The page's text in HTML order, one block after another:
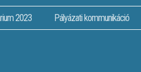
2023 Pályázati kommunikáció